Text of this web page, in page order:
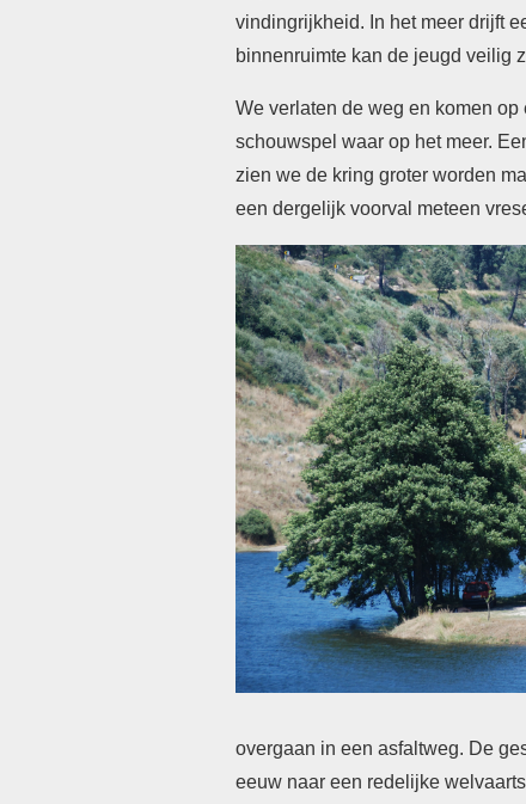
vindingrijkheid. In het meer drijft
binnenruimte kan de jeugd veilig
We verlaten de weg en komen
schouwspel waar op het meer.
zien we de kring groter worden
een dergelijk voorval meteen
overgaan in een asfaltweg. De
eeuw naar een redelijke